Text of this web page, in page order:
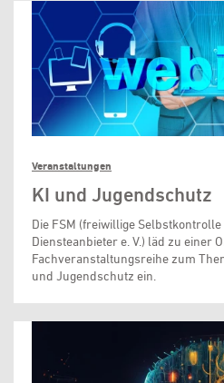
Veranstaltungen
KI und Jugendschutz
Die FSM (freiwillige
Diensteanbieter e. V.) läd zu einer
Fachveranstaltungsreihe zum
und Jugendschutz ein.